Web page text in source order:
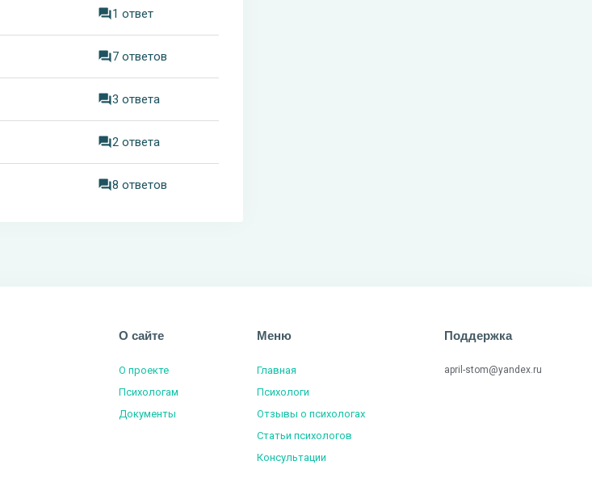
1 ответ
7 ответов
3 ответа
2 ответа
8 ответов
О сайте
О проекте
Психологам
Документы
Меню
Главная
Психологи
Отзывы о психологах
Статьи психологов
Консультации
Поддержка
april-stom@yandex.ru